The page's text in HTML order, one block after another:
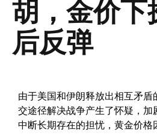
胡，金价下
后反弹
由于美国和伊朗释放出相互矛盾
交途径解决战争产生了怀疑，加
中断长期存在的担忧，黄金价格